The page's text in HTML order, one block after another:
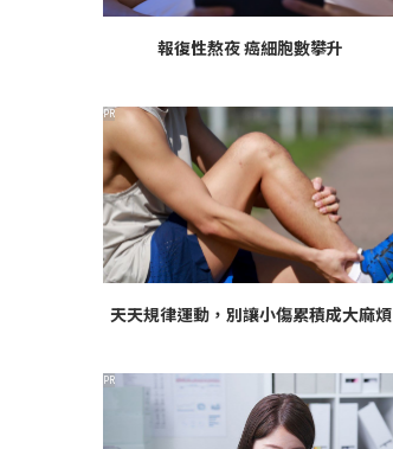
報復性熬夜 癌細胞數攀升
天天規律運動，別讓小傷累積成大麻煩
PR
PR